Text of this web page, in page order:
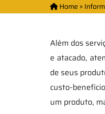
Home »
Além dos
e atacado,
de seus
custo-
um produto,